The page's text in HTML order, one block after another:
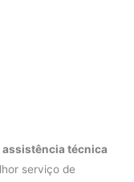
assistência técnica
serviço de